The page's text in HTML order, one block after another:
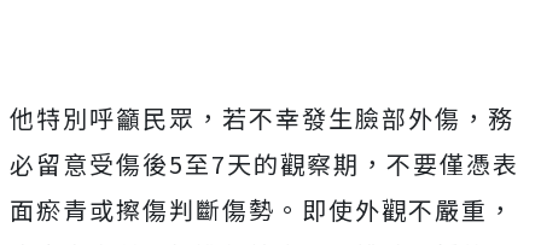
他特別呼籲民眾，若不幸發生臉部外傷，務
必留意受傷後5至7天的觀察期，不要僅憑表
面瘀青或擦傷判斷傷勢。即使外觀不嚴重，